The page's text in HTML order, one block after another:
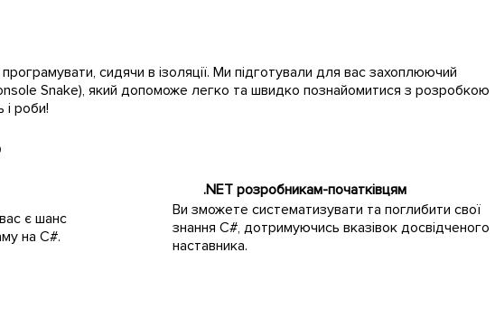
сидячи в ізоляції. Ми підготували для вас захоплюючий
Snake), який допоможе легко та швидко познайомитися з розробкою
і роби!
.NET розробникам-початківцям
є шанс
на C#.
Ви зможете систематизувати та поглибити свої
знання С#, дотримуючись вказівок досвідченого
наставника.